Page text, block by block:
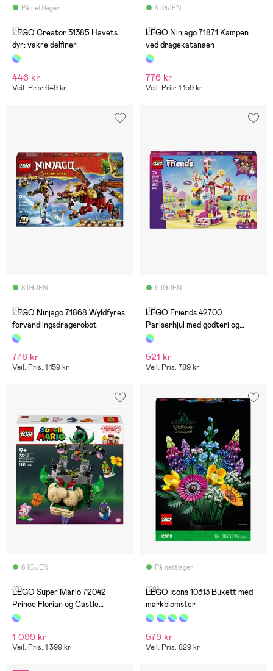
På nettlager
(0)
LEGO Creator 31385 Havets
dyr: vakre delfiner
446 kr
Veil. Pris: 649 kr
4 IGJEN
(0)
LEGO Ninjago 71871 Kampen
ved dragekatanaen
776 kr
Veil. Pris: 1 159 kr
8 IGJEN
(0)
LEGO Ninjago 71868 Wyldfyres
forvandlingsdragerobot
776 kr
Veil. Pris: 1 159 kr
6 IGJEN
(0)
LEGO Friends 42700
Pariserhjul med godteri og
cupcaker
521 kr
Veil. Pris: 789 kr
6 IGJEN
(0)
LEGO Super Mario 72042
Prince Florian og Castle
Bowser
1 099 kr
Veil. Pris: 1 399 kr
På nettlager
(29)
LEGO Icons 10313 Bukett med
markblomster
579 kr
Veil. Pris: 829 kr